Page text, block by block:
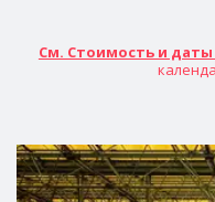
См. Стоимость и даты